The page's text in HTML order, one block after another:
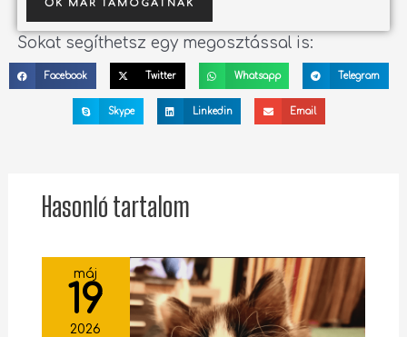
ŐK MÁR TÁMOGATNAK
Sokat segíthetsz egy megosztással is:
Facebook Twitter Whatsapp Telegram
Skype Linkedin Email
Hasonló tartalom
máj
19
2026